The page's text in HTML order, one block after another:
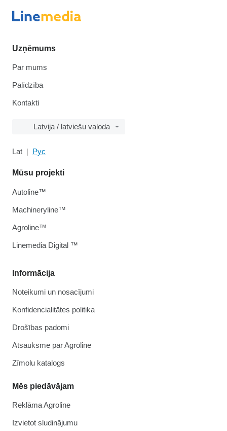
Uzņēmums
Par mums
Palīdzība
Kontakti
Latvija / latviešu valoda
Lat Рус
Informācija
Noteikumi un nosacījumi
Konfidencialitātes politika
Drošības padomi
Atsauksme par Agroline
Zīmolu katalogs
Mēs piedāvājam
Reklāma Agroline
Izvietot sludinājumu
Mūsu projekti
Autoline™
Machineryline™
Agroline™
Linemedia Digital ™